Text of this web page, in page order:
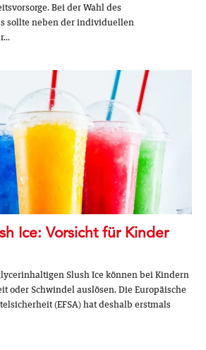
Bei der Wahl des
sollte neben der individuellen
Ice: Vorsicht für Kinder
Slush Ice können bei Kindern
oder Schwindel auslösen. Die Europäische
(EFSA) hat deshalb erstmals